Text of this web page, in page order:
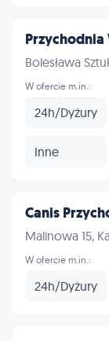
Bolesława
W ofercie m.in.:
24h/Dyżury
Inne
Canis
Malinowa 15,
W ofercie m.in.:
24h/Dyżury